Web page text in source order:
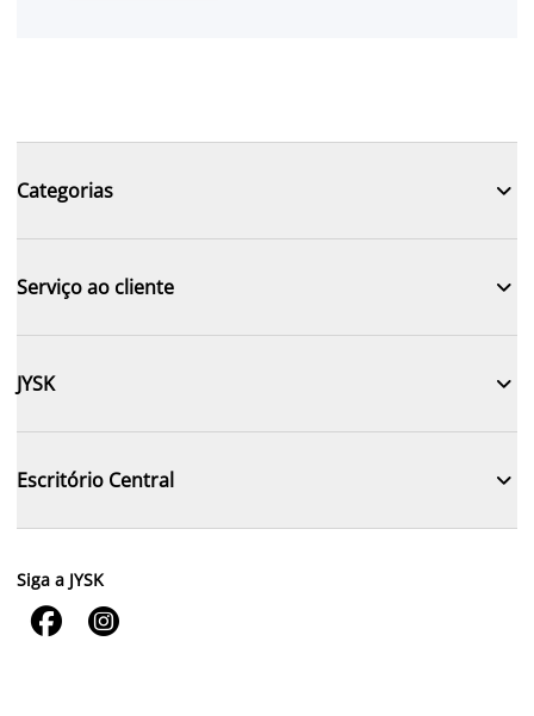
Categorias 
Serviço ao cliente 
JYSK 
Escritório Central 
Siga a JYSK
 